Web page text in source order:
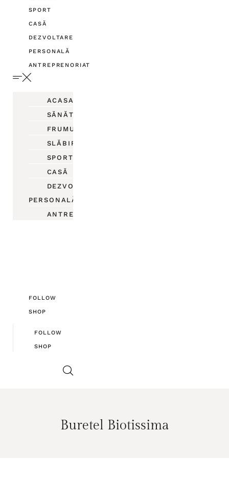
SPORT
CASĂ
DEZVOLTARE
PERSONALĂ
ANTREPRENORIAT
ACASA
SĂNĂTATE
FRUMUSEȚE
SLĂBIRE
SPORT
CASĂ
DEZVOLTARE
PERSONALĂ
ANTREPRENORIAT
FOLLOW
SHOP
FOLLOW
SHOP
Buretel Biotissima